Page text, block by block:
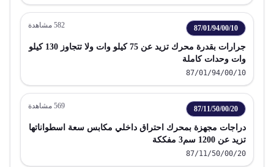
يشمل سيارات الاستيشن و سيارات السباق
87/01/94/00/10
582 مشاهدة
جرارات بقدرة محرك تزيد عن 75 كيلو وات ولا تتجاوز 130 كيلو
وات وحدات كاملة
87/01/94/00/10
87/11/50/00/20
569 مشاهدة
دراجات مجهزة بمحرك احتراق داخلي مكابس سعة اسطواناتها
تزيد عن 1200 سم3 مفككة
87/11/50/00/20